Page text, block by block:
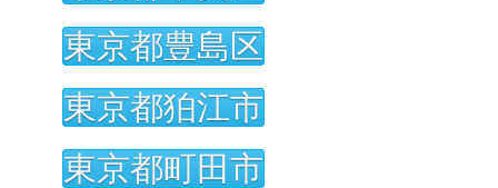
東京都豊島区
東京都狛江市
東京都町田市